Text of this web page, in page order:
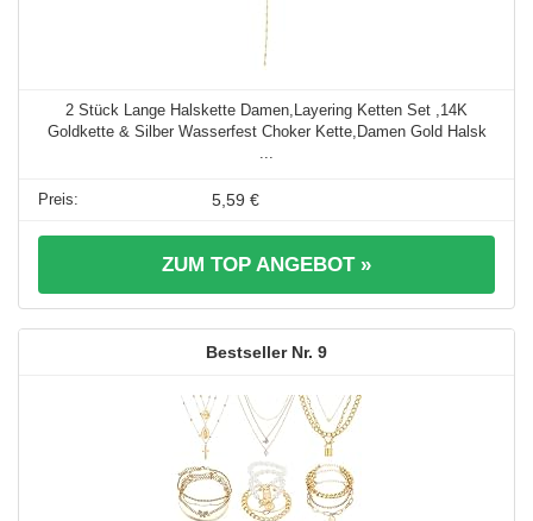
2 Stück Lange Halskette Damen,Layering Ketten Set ,14K
Goldkette & Silber Wasserfest Choker Kette,Damen Gold Halsk
...
5,59 €
ZUM TOP ANGEBOT »
9